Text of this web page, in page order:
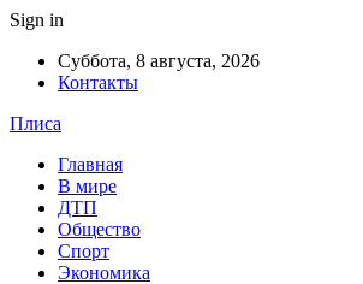
Sign in
Суббота, 8 августа, 2026
Контакты
Плиса
Главная
В мире
ДТП
Общество
Спорт
Экономика